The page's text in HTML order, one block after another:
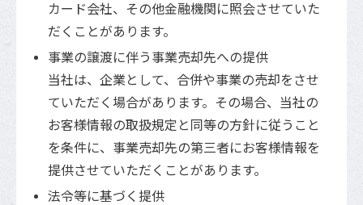
カード会社、その他金融機関に照会させていた
だくことがあります。
事業の譲渡に伴う事業売却先への提供
当社は、企業として、合併や事業の売却をさせ
ていただく場合があります。その場合、当社の
お客様情報の取扱規定と同等の方針に従うこと
を条件に、事業売却先の第三者にお客様情報を
提供させていただくことがあります。
法令等に基づく提供